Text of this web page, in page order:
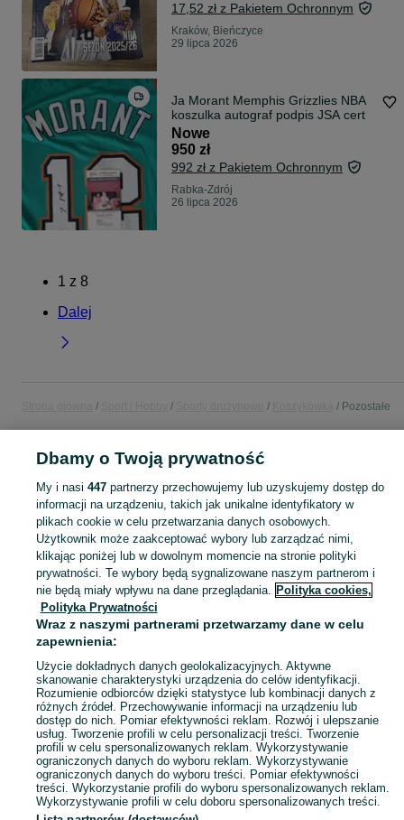
17,52 zł z Pakietem Ochronnym
Kraków, Bieńczyce
29 lipca 2026
Ja Morant Memphis Grizzlies NBA
koszulka autograf podpis JSA cert
Nowe
950 zł
992 zł z Pakietem Ochronnym
Rabka-Zdrój
26 lipca 2026
1 z 8
Dalej
Pozostałe
POLSKA
KATEGORIA
Zobacz
Mapa kategorii
Mapa miejscowości
Mapa ministron
Popularne wyszukiwania
Dbamy o Twoją prywatność
My i nasi 447partnerzy przechowujemy lub uzyskujemy dostęp do
informacji na urządzeniu, takich jak unikalne identyfikatory w
plikach cookie w celu przetwarzania danych osobowych.
Użytkownik może zaakceptować wybory lub zarządzać nimi,
klikając poniżej lub w dowolnym momencie na stronie polityki
prywatności. Te wybory będą sygnalizowane naszym partnerom i
nie będą miały wpływu na dane przeglądania. Polityka cookies,
Polityka Prywatności
Wraz z naszymi partnerami przetwarzamy dane w celu
zapewnienia:
Użycie dokładnych danych geolokalizacyjnych. Aktywne
skanowanie charakterystyki urządzenia do celów identyfikacji.
Rozumienie odbiorców dzięki statystyce lub kombinacji danych z
różnych źródeł. Przechowywanie informacji na urządzeniu lub
dostęp do nich. Pomiar efektywności reklam. Rozwój i ulepszanie
usług. Tworzenie profili w celu personalizacji treści. Tworzenie
profili w celu spersonalizowanych reklam. Wykorzystywanie
ograniczonych danych do wyboru reklam. Wykorzystywanie
ograniczonych danych do wyboru treści. Pomiar efektywności
treści. Wykorzystanie profili do wyboru spersonalizowanych reklam.
Wykorzystywanie profili w celu doboru spersonalizowanych treści.